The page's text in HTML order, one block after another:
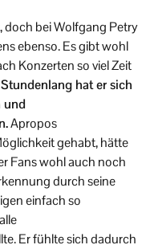
doch bei Wolfgang Petry
ebenso. Es gibt wohl
Konzerten so viel Zeit
Stundenlang hat er sich
und
Apropos
gehabt, hätte
Fans wohl auch noch
durch seine
einfach so
Er fühlte sich dadurch